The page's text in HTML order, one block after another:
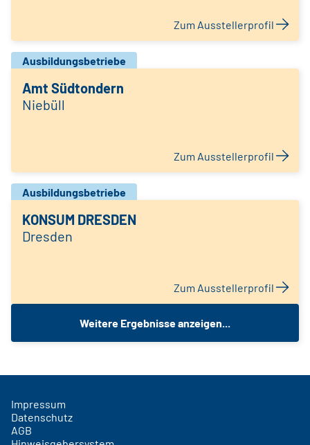
Zum Ausstellerprofil
Ausbildungsbetriebe
Amt Südtondern
Niebüll
Zum Ausstellerprofil
Ausbildungsbetriebe
KONSUM DRESDEN
Dresden
Zum Ausstellerprofil
Weitere Ergebnisse anzeigen...
Impressum
Datenschutz
AGB